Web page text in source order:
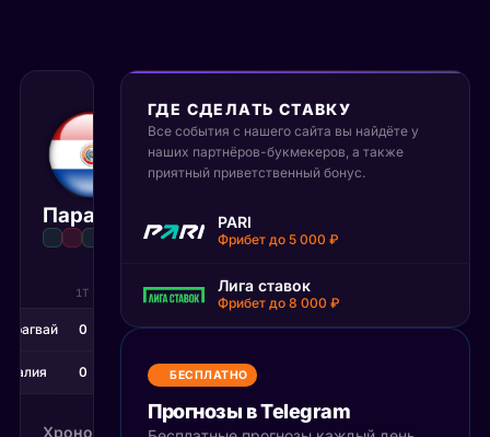
Парагвай
26 июня 2026
05:00 МСК
0:0
Матч завершён
1Т
0 0
0
Хронология
ГДЕ СДЕЛАТЬ СТАВКУ
Все события с нашего сайта вы найдёте у
наших партнёров-букмекеров, а также
приятный приветственный бонус.
PARI
Фрибет до 5 000 ₽
Лига ставок
Фрибет до 8 000 ₽
БЕСПЛАТНО
Прогнозы в Telegram